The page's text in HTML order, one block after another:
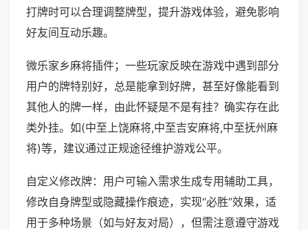
打牌时可以合理调整牌型，提升游戏体验，避免影响
好友间互动乐趣。
微乐家乡麻将插件；一些玩家反映在游戏中遇到部分
用户的牌特别好，总是能拿到好牌，甚至好像能看到
其他人的牌一样，由此怀疑是不是有挂？确实存在此
类外挂。如(中至上饶麻将,中至吉安麻将,中至抚州麻
将)等，建议通过正规途径维护游戏公平。
自定义修改牌：用户可输入需求生成专用辅助工具，
修改自身牌型或隐藏操作痕迹，实现“必胜”效果，适
用于多种场景（如与好友对局），但需注意遵守游戏